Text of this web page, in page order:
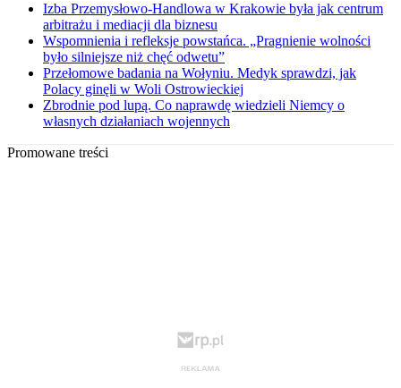
Izba Przemysłowo-Handlowa w Krakowie była jak centrum
arbitrażu i mediacji dla biznesu
Wspomnienia i refleksje powstańca. „Pragnienie wolności
było silniejsze niż chęć odwetu”
Przełomowe badania na Wołyniu. Medyk sprawdzi, jak
Polacy ginęli w Woli Ostrowieckiej
Zbrodnie pod lupą. Co naprawdę wiedzieli Niemcy o
własnych działaniach wojennych
Promowane treści